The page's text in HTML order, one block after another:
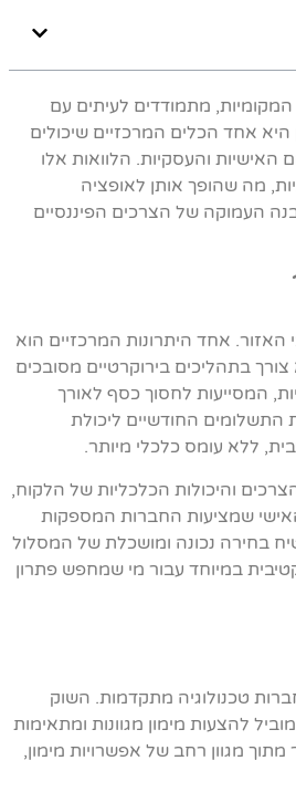
המקומיות, מתמודדים לעיתים עם
היא אחד הכלים המרכזיים שיכולים
והעסקיות. הלוואות אלו
מה שהופך אותן לאופציה
העמוקה של הצרכים הפיננסיים
האזור. אחד היתרונות המרכזיים הוא
בתהליכים בירוקרטיים מסובכים
המסייעות לחסוך כסף לאורך
החודשיים ליכולת
ללא עומס כלכלי מיותר.
והיכולות הכלכליות של הלקוח,
שמציעות החברות המספקות
בחירה נכונה ומושכלת של המסלול
במיוחד עבור מי שמחפש פתרון
טכנולוגיה מתקדמות. השוק
להצעות מימון מגוונות ומתאימות
מגוון רחב של אפשרויות מימון,